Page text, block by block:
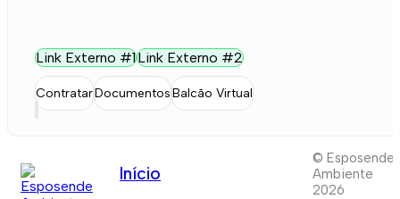
Link Externo #1Link Externo #2
ContratarDocumentosBalcão Virtual
Início
© Esposende
Ambiente
2026